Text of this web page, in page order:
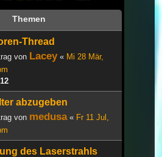
Themen
Thread
von Lacey« Mi 28 Mär,
12
abzugeben
von medusa« Fr 11 Jul,
des Laserstrahls